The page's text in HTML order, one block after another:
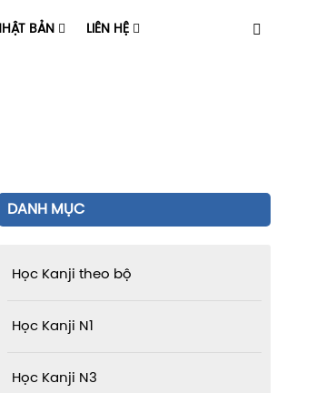
BẢN LIÊN HỆ
DANH MỤC
Học Kanji theo bộ
Học Kanji N1
Học Kanji N3